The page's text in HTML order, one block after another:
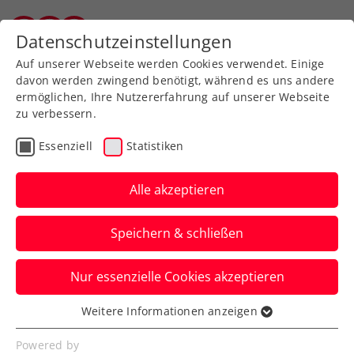
Zurück zur Newsübersicht
WTA
Premierenerfolg: Tagger
feiert in Jiujiang 1. WTA-
Hauptbewerbssieg
Mit einem Alter von erst 17 Jahren ist die
ÖTV-Hoffnung die jüngste Österreicherin
seit 2005, der dies gelingt.
Verfasst von: Manuel Wachta, 28.10.2025
Datenschutzeinstellungen
Auf unserer Webseite werden Cookies verwendet. Einige
davon werden zwingend benötigt, während es uns andere
ermöglichen, Ihre Nutzererfahrung auf unserer Webseite
zu verbessern.
Essenziell Statistiken
Alle akzeptieren
Speichern & schließen
Nur essenzielle Cookies akzeptieren
Essenziell
Essenzielle Cookies werden für grundlegende
Weitere Informationen anzeigen
Powered by